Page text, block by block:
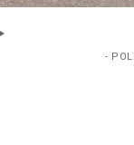
-